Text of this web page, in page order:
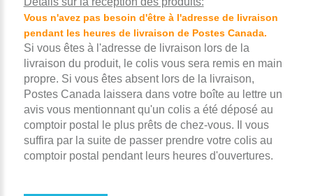
Vous n'avez pas besoin d'être à l'adresse de livraison
pendant les heures de livraison de Postes Canada.
Si vous êtes à l'adresse de livraison lors de la
livraison du produit, le colis vous sera remis en main
propre. Si vous êtes absent lors de la livraison,
Postes Canada laissera dans votre boîte au lettre un
avis vous mentionnant qu'un colis a été déposé au
comptoir postal le plus prêts de chez-vous. Il vous
suffira par la suite de passer prendre votre colis au
comptoir postal pendant leurs heures d'ouvertures.